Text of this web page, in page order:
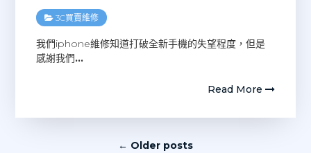
3C買賣維修
我們iphone維修知道打破全新手機的失望程度，但是
感謝我們…
Read More
← Older posts